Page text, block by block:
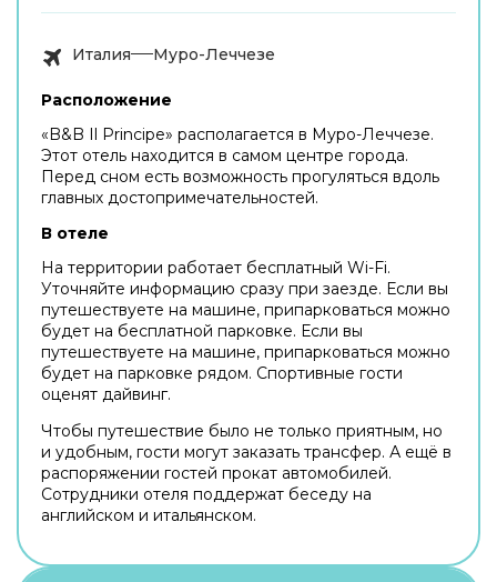
Италия Муро-Леччезе
Расположение
«B&B Il Principe» располагается в Муро-Леччезе.
Этот отель находится в самом центре города.
Перед сном есть возможность прогуляться вдоль
главных достопримечательностей.
В отеле
На территории работает бесплатный Wi-Fi.
Уточняйте информацию сразу при заезде. Если вы
путешествуете на машине, припарковаться можно
будет на бесплатной парковке. Если вы
путешествуете на машине, припарковаться можно
будет на парковке рядом. Спортивные гости
оценят дайвинг.
Чтобы путешествие было не только приятным, но
и удобным, гости могут заказать трансфер. А ещё в
распоряжении гостей прокат автомобилей.
Сотрудники отеля поддержат беседу на
английском и итальянском.